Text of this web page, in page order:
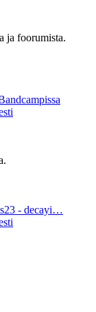
ja foorumista.
- decayi…